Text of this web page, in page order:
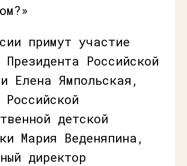
примут участие
Президента Российской
Елена Ямпольская,
Российской
детской
Мария Веденяпина,
директор